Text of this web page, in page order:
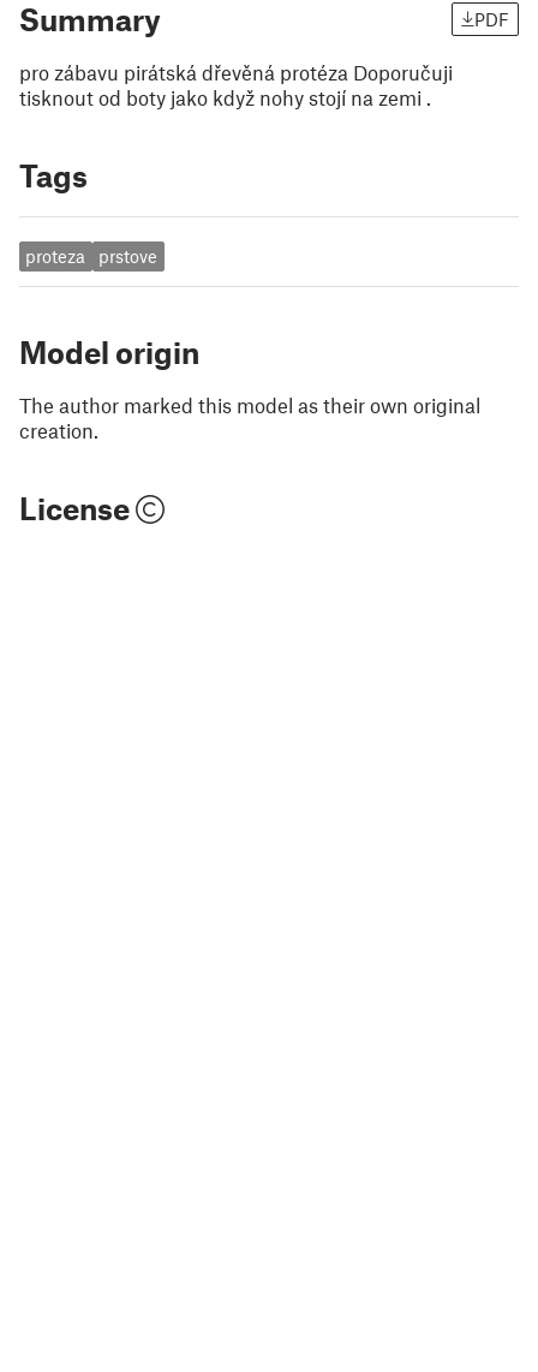
Summary PDF
pro zábavu pirátská dřevěná protéza Doporučuji
tisknout od boty jako když nohy stojí na zemi .
Tags
proteza prstove
Model origin
The author marked this model as their own original
creation.
License